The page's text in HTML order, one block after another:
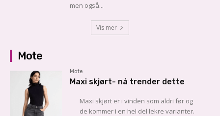
men også...
Vis mer
Mote
Mote
Maxi skjørt- nå trender dette
Maxi skjørt er i vinden som aldri før og
de kommer i en hel del lekre varianter.